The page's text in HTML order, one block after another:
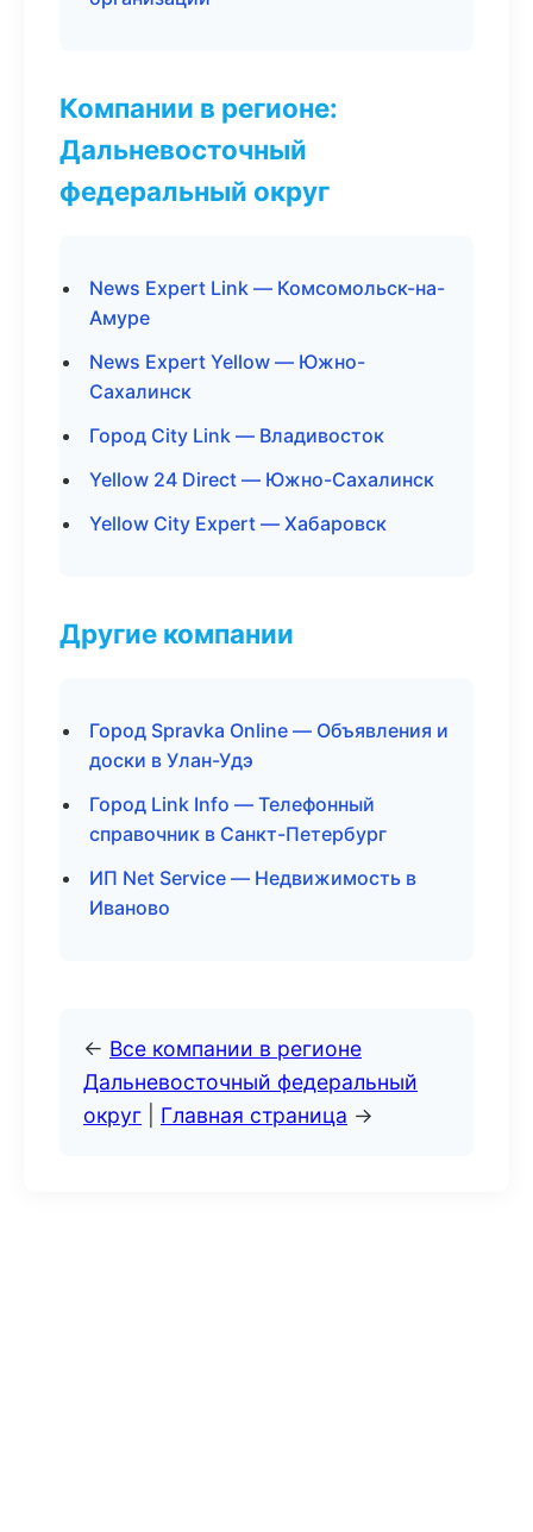
Компании в регионе:
Дальневосточный
федеральный округ
News Expert Link — Комсомольск-на-
Амуре
News Expert Yellow — Южно-
Сахалинск
Город City Link — Владивосток
Yellow 24 Direct — Южно-Сахалинск
Yellow City Expert — Хабаровск
Другие компании
Город Spravka Online — Объявления и
доски в Улан-Удэ
Город Link Info — Телефонный
справочник в Санкт-Петербург
ИП Net Service — Недвижимость в
Иваново
← Все компании в регионе
Дальневосточный федеральный
округ
Главная страница →